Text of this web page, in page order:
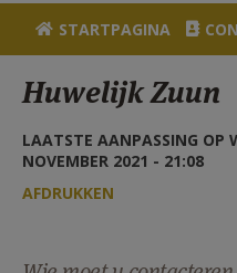
VIERINGEN
ZOEKEN
HULP
STARTPAGINA
STARTPAGINA
Huwelijk Zuun
LAATSTE AANPASSING OP
NOVEMBER 2021 - 21:08
AFDRUKKEN